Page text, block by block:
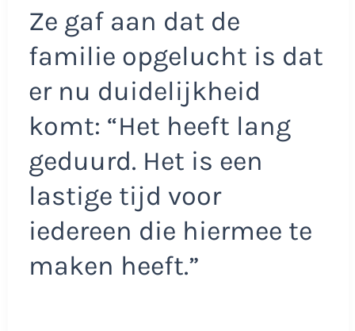
Ze gaf aan dat de
familie opgelucht is dat
er nu duidelijkheid
komt: “Het heeft lang
geduurd. Het is een
lastige tijd voor
iedereen die hiermee te
maken heeft.”